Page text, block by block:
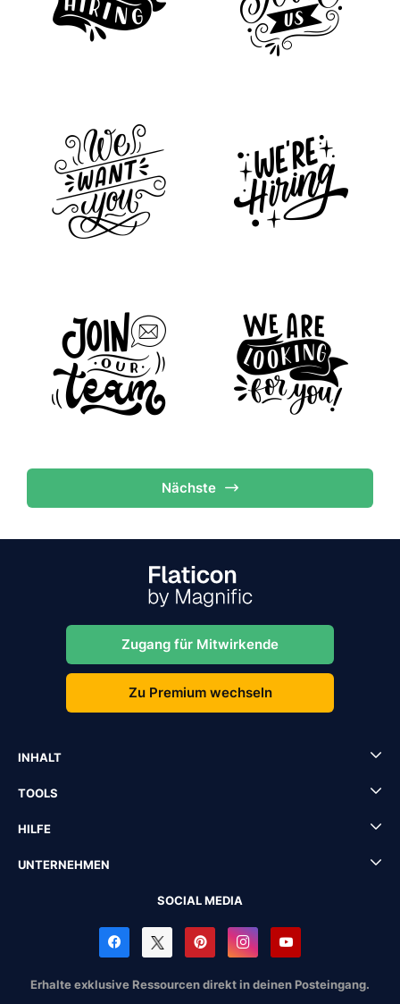
Nächste
Zugang für Mitwirkende
Zu Premium wechseln
INHALT
TOOLS
HILFE
UNTERNEHMEN
SOCIAL MEDIA
Erhalte exklusive Ressourcen direkt in deinen Posteingang.